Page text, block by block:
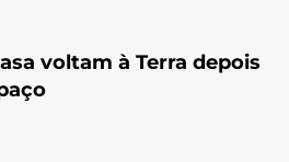
voltam à Terra depois